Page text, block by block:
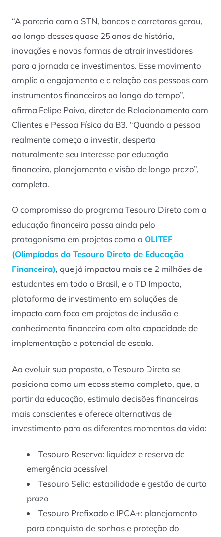
“A parceria com a STN, bancos e corretoras gerou,
ao longo desses quase 25 anos de história,
inovações e novas formas de atrair investidores
para a jornada de investimentos. Esse movimento
amplia o engajamento e a relação das pessoas com
instrumentos financeiros ao longo do tempo”,
afirma Felipe Paiva, diretor de Relacionamento com
Clientes e Pessoa Física da B3. “Quando a pessoa
realmente começa a investir, desperta
naturalmente seu interesse por educação
financeira, planejamento e visão de longo prazo”,
completa.
O compromisso do programa Tesouro Direto com a
educação financeira passa ainda pelo
protagonismo em projetos como a OLITEF
(Olimpíadas do Tesouro Direto de Educação
Financeira), que já impactou mais de 2 milhões de
estudantes em todo o Brasil, e o TD Impacta,
plataforma de investimento em soluções de
impacto com foco em projetos de inclusão e
conhecimento financeiro com alta capacidade de
implementação e potencial de escala.
Ao evoluir sua proposta, o Tesouro Direto se
posiciona como um ecossistema completo, que, a
partir da educação, estimula decisões financeiras
mais conscientes e oferece alternativas de
investimento para os diferentes momentos da vida:
Tesouro Reserva: liquidez e reserva de
emergência acessível
Tesouro Selic: estabilidade e gestão de curto
prazo
Tesouro Prefixado e IPCA+: planejamento
para conquista de sonhos e proteção do